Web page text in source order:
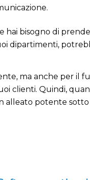
bisogno di
dipartimenti,
ma anche per il
clienti. Quindi,
alleato potente